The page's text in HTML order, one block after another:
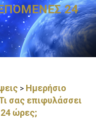
24
> Ημερήσιο
σας επιφυλάσσει
ώρες;